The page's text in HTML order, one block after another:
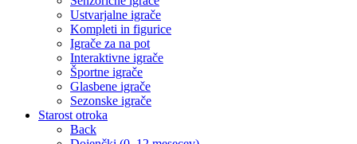
Ustvarjalne igrače
Kompleti in figurice
Igrače za na pot
Interaktivne igrače
Športne igrače
Glasbene igrače
Sezonske igrače
Starost otroka
Back